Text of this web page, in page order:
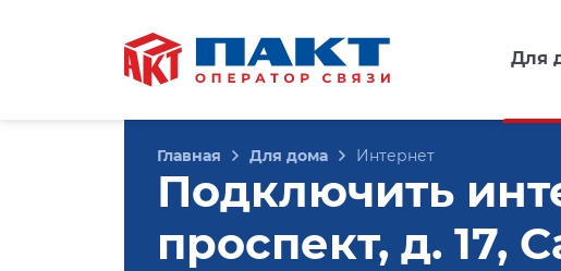
Для
Главная Для дома Интернет
Подключить
проспект, д. 17,